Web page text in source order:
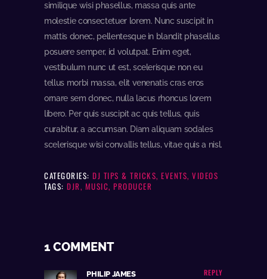
similique wisi phasellus, massa quis ante
molestie consectetuer lorem. Nunc suscipit in
mattis donec, pellentesque in blandit phasellus
posuere semper, id volutpat. Enim eget,
vestibulum nunc ut est, scelerisque non eu
tellus morbi massa, elit venenatis cras eros
ornare sem donec, nulla lacus rhoncus lorem
libero. Per quis suscipit ac quis tellus, quis
curabitur, a accumsan. Diam aliquam sodales
scelerisque wisi convallis tellus, vitae quis a nisl.
CATEGORIES: DJ TIPS & TRICKS, EVENTS, VIDEOS
TAGS: DJR, MUSIC, PRODUCER
1 COMMENT
REPLY
PHILIP JAMES